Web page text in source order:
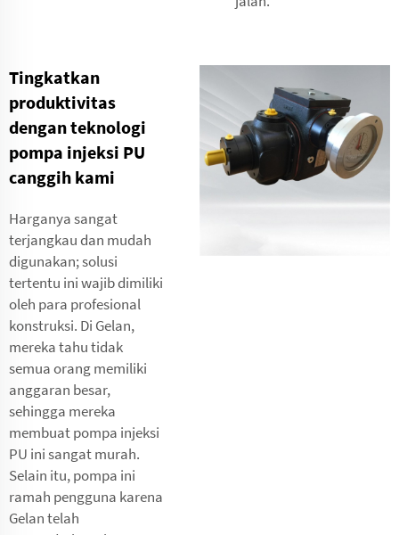
Tingkatkan
produktivitas
dengan teknologi
pompa injeksi PU
canggih kami
Harganya sangat
terjangkau dan mudah
digunakan; solusi
tertentu ini wajib dimiliki
oleh para profesional
konstruksi. Di Gelan,
mereka tahu tidak
semua orang memiliki
anggaran besar,
sehingga mereka
membuat pompa injeksi
PU ini sangat murah.
Selain itu, pompa ini
ramah pengguna karena
Gelan telah